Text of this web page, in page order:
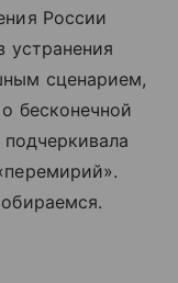
России
устранения
сценарием,
бесконечной